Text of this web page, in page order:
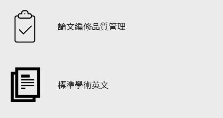
論文編修品質管理
標準學術英文